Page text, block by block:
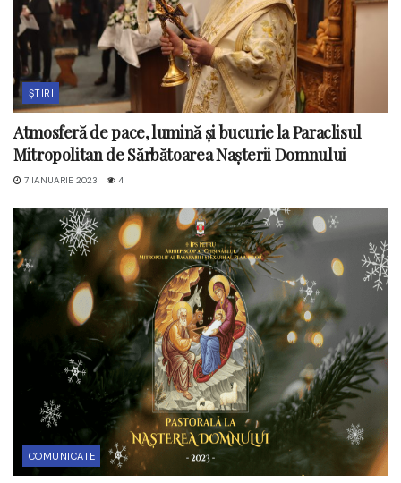
ȘTIRI
Atmosferă de pace, lumină și bucurie la Paraclisul
Mitropolitan de Sărbătoarea Nașterii Domnului
7 IANUARIE 2023 4
COMUNICATE